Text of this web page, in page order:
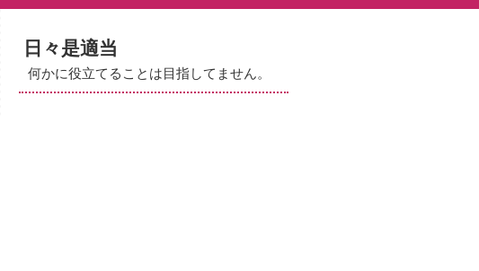
日々是適当
何かに役立てることは目指してません。